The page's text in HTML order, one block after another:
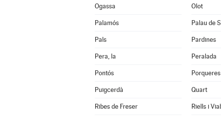
Ogassa Olot
Palamós Palau de
Pals Pardines
Pera, la Peralada
Pontós Porqueres
Puigcerdà Quart
Ribes de Freser Riells i